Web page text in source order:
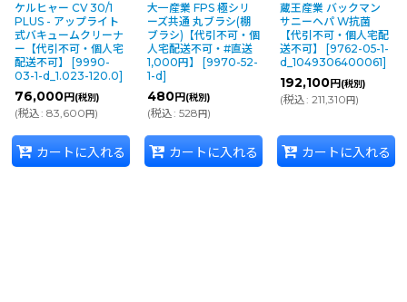
ケルヒャー CV 30/1
PLUS - アップライト
式バキュームクリーナ
ー【代引不可・個人宅
配送不可】
[9990-
03-1-d_1.023-120.0]
76,000円 (税別)
(税込: 83,600円)
カートに入れる
大一産業 FPS 極シリ
ーズ共通 丸ブラシ(棚
ブラシ)【代引不可・個
人宅配送不可・#直送
1,000円】
[9970-52-
1-d]
480円 (税別)
(税込: 528円)
カートに入れる
蔵王産業 バックマン
サニーヘパ W抗菌
【代引不可・個人宅配
送不可】
[9762-05-1-
d_1049306400061]
192,100円 (税別)
(税込: 211,310円)
カートに入れる